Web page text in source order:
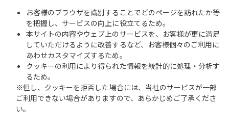
お客様のブラウザを識別することでどのページを訪れたか等
を把握し、サービスの向上に役立てるため。
本サイトの内容やウェブ上のサービスを、お客様が更に満足
していただけるように改善するなど、お客様個々のご利用に
あわせカスタマイズするため。
クッキーの利用により得られた情報を統計的に処理・分析す
るため。
※但し、クッキーを拒否した場合には、当社のサービスが一部
ご利用できない場合がありますので、あらかじめご了承くださ
い。